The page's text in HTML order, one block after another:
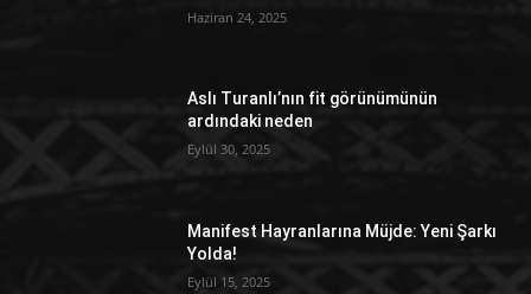
Haziran 24, 2025
Aslı Turanlı’nın fit görünümünün
ardındaki neden
Eylül 30, 2025
Manifest Hayranlarına Müjde: Yeni Şarkı
Yolda!
Eylül 15, 2025